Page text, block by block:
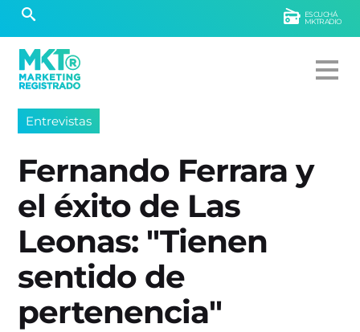
ESCUCHÁ
MKTRADIO
Entrevistas
Fernando Ferrara y
el éxito de Las
Leonas: "Tienen
sentido de
pertenencia"